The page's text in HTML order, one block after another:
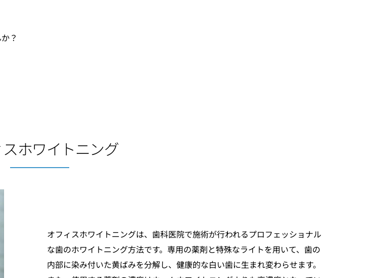
？
ホワイトニング
オフィスホワイトニングは、歯科医院で施術が行われるプロフェッショナル
な歯のホワイトニング方法です。専用の薬剤と特殊なライトを用いて、歯の
内部に染み付いた黄ばみを分解し、健康的な白い歯に生まれ変わらせます。